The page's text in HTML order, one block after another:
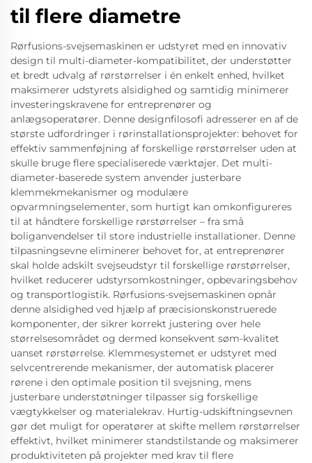
til flere diametre
Rørfusions-svejsemaskinen er udstyret med en innovativ
design til multi-diameter-kompatibilitet, der understøtter
et bredt udvalg af rørstørrelser i én enkelt enhed, hvilket
maksimerer udstyrets alsidighed og samtidig minimerer
investeringskravene for entreprenører og
anlægsoperatører. Denne designfilosofi adresserer en af de
største udfordringer i rørinstallationsprojekter: behovet for
effektiv sammenføjning af forskellige rørstørrelser uden at
skulle bruge flere specialiserede værktøjer. Det multi-
diameter-baserede system anvender justerbare
klemmekmekanismer og modulære
opvarmningselementer, som hurtigt kan omkonfigureres
til at håndtere forskellige rørstørrelser – fra små
boliganvendelser til store industrielle installationer. Denne
tilpasningsevne eliminerer behovet for, at entreprenører
skal holde adskilt svejseudstyr til forskellige rørstørrelser,
hvilket reducerer udstyrsomkostninger, opbevaringsbehov
og transportlogistik. Rørfusions-svejsemaskinen opnår
denne alsidighed ved hjælp af præcisionskonstruerede
komponenter, der sikrer korrekt justering over hele
størrelsesområdet og dermed konsekvent søm-kvalitet
uanset rørstørrelse. Klemmesystemet er udstyret med
selvcentrerende mekanismer, der automatisk placerer
rørene i den optimale position til svejsning, mens
justerbare understøtninger tilpasser sig forskellige
vægtykkelser og materialekrav. Hurtig-udskiftningsevnen
gør det muligt for operatører at skifte mellem rørstørrelser
effektivt, hvilket minimerer standstilstande og maksimerer
produktiviteten på projekter med krav til flere